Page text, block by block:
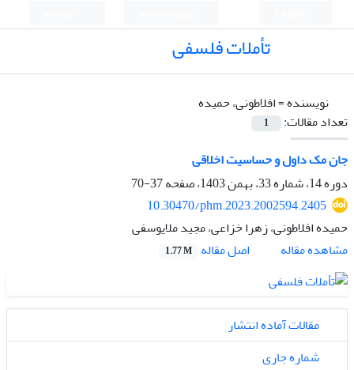
تأملات فلسفی
نویسنده =افلاطونی، حمیده
تعداد مقالات:
1
جان مک داول و حساسیت اخلاقی
دوره 14، شماره 33، بهمن 1403، صفحه
37-70
10.30470/phm.2023.2002594.2405
حمیده افلاطونی، زهرا خزاعی، مجید ملایوسفی
مشاهده مقاله
اصل مقاله 1.77 M
مقالات آماده انتشار
شماره جاری